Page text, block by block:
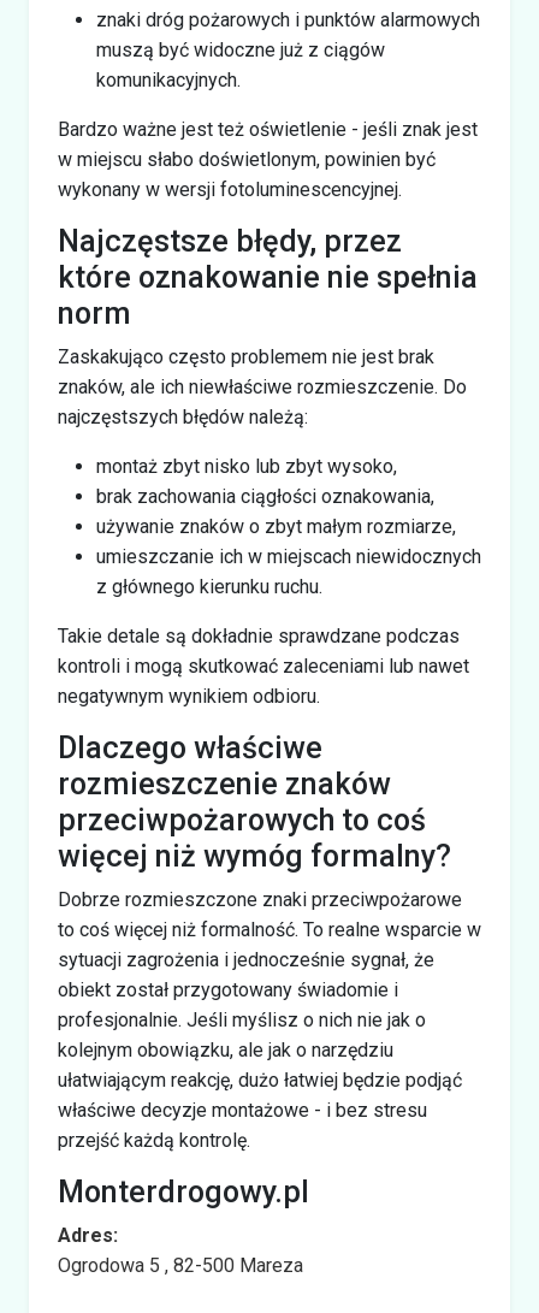
znaki dróg pożarowych i punktów alarmowych
muszą być widoczne już z ciągów
komunikacyjnych.
Bardzo ważne jest też oświetlenie - jeśli znak jest
w miejscu słabo doświetlonym, powinien być
wykonany w wersji fotoluminescencyjnej.
Najczęstsze błędy, przez
które oznakowanie nie spełnia
norm
Zaskakująco często problemem nie jest brak
znaków, ale ich niewłaściwe rozmieszczenie. Do
najczęstszych błędów należą:
montaż zbyt nisko lub zbyt wysoko,
brak zachowania ciągłości oznakowania,
używanie znaków o zbyt małym rozmiarze,
umieszczanie ich w miejscach niewidocznych
z głównego kierunku ruchu.
Takie detale są dokładnie sprawdzane podczas
kontroli i mogą skutkować zaleceniami lub nawet
negatywnym wynikiem odbioru.
Dlaczego właściwe
rozmieszczenie znaków
przeciwpożarowych to coś
więcej niż wymóg formalny?
Dobrze rozmieszczone znaki przeciwpożarowe
to coś więcej niż formalność. To realne wsparcie w
sytuacji zagrożenia i jednocześnie sygnał, że
obiekt został przygotowany świadomie i
profesjonalnie. Jeśli myślisz o nich nie jak o
kolejnym obowiązku, ale jak o narzędziu
ułatwiającym reakcję, dużo łatwiej będzie podjąć
właściwe decyzje montażowe - i bez stresu
przejść każdą kontrolę.
Monterdrogowy.pl
Adres:
Ogrodowa 5 , 82-500 Mareza